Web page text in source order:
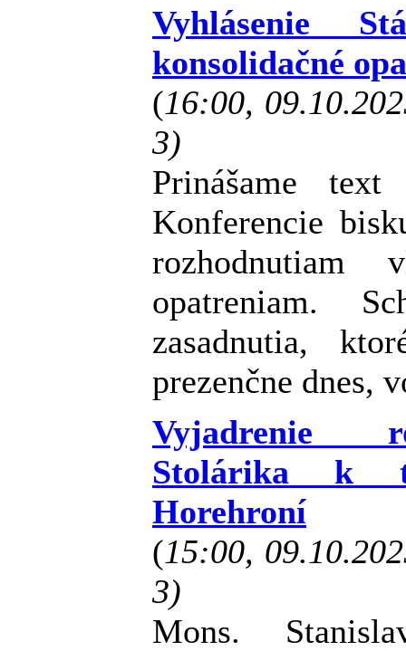
Vyhlásenie
konsolidačné
(16:00,
3)
Prinášame
Konferencie
rozhodnutiam
opatreniam.
zasadnutia,
prezenčne dnes,
Vyjadrenie
Stolárika k
Horehroní
(15:00,
3)
Mons.